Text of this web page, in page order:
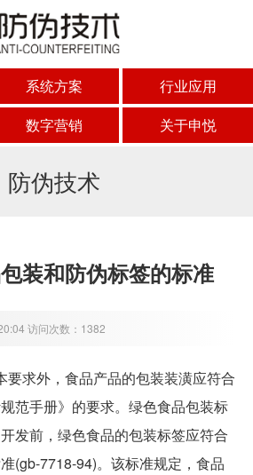
系统方案
行业应用
数字营销 关于申悦
防伪技术
装和防伪标签的标准
访问次数：1382
求外，食品产品的包装装潢应符合
范手册》的要求。绿色食品包装标
发前，绿色食品的包装标签应符合
(gb-7718-94)。该标准规定，食品